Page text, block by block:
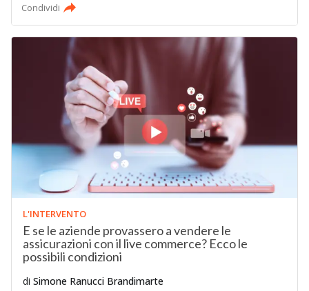
Condividi
L'INTERVENTO
E se le aziende provassero a vendere le
assicurazioni con il live commerce? Ecco le
possibili condizioni
di Simone Ranucci Brandimarte